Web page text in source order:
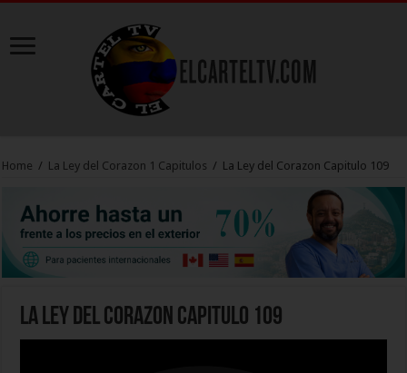
Home / La Ley del Corazon 1 Capitulos / La Ley del Corazon Capitulo 109
La Ley del Corazon Capitulo 109